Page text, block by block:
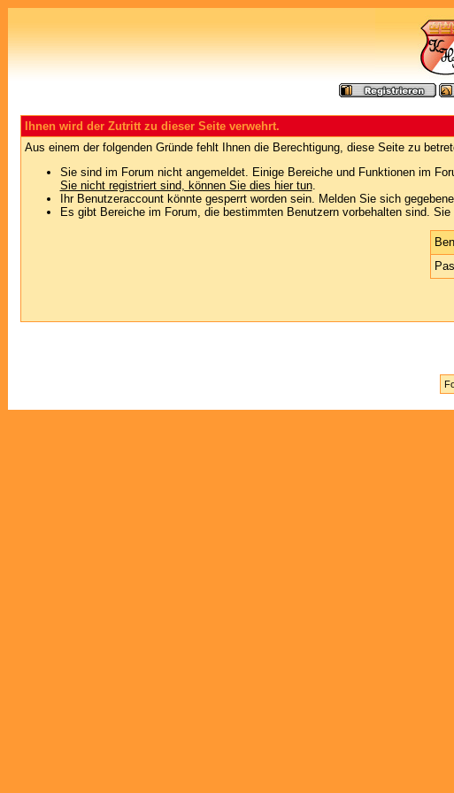
Ihnen wird der Zutritt zu dieser Seite verwehrt.
Aus einem der folgenden Gründe fehlt Ihnen die Berechtigung, diese Seite zu
Sie sind im Forum nicht angemeldet. Einige Bereiche und Funktionen im
Sie nicht registriert sind, können Sie dies hier tun.
Ihr Benutzeraccount könnte gesperrt worden sein. Melden Sie sich
Es gibt Bereiche im Forum, die bestimmten Benutzern vorbehalten sind.